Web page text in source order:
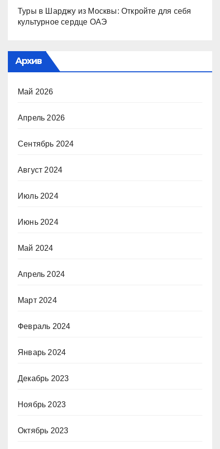
Туры в Шарджу из Москвы: Откройте для себя
культурное сердце ОАЭ
Архив
Май 2026
Апрель 2026
Сентябрь 2024
Август 2024
Июль 2024
Июнь 2024
Май 2024
Апрель 2024
Март 2024
Февраль 2024
Январь 2024
Декабрь 2023
Ноябрь 2023
Октябрь 2023